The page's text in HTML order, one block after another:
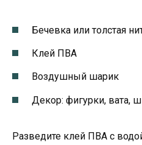
Бечевка или толстая
Клей ПВА
Воздушный шарик
Декор: фигурки, вата,
Разведите клей ПВА с